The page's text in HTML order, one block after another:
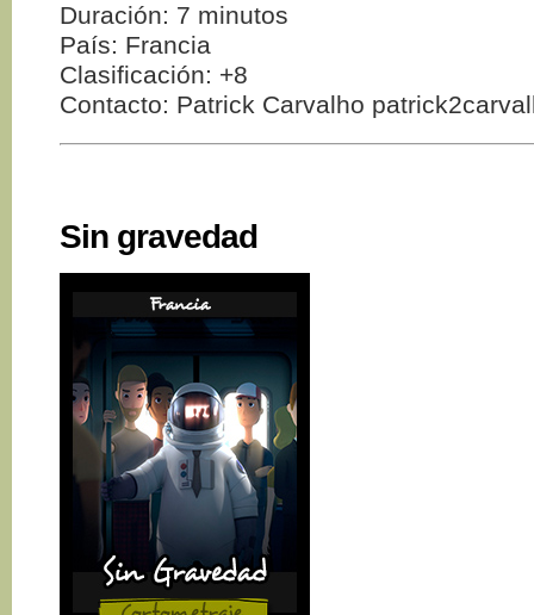
Duración: 7 minutos
País: Francia
Clasificación: +8
Contacto: Patrick Carvalho
Sin gravedad